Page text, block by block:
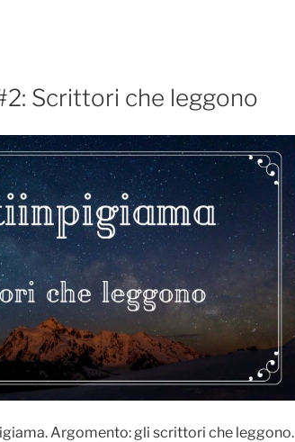
Scrittori che leggono
Argomento: gli scrittori che leggono.